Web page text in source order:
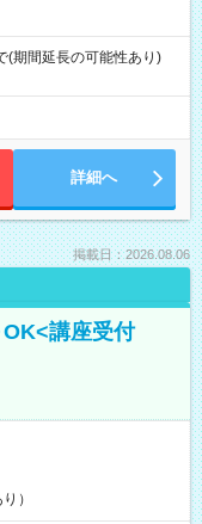
期間延長の可能性あり)
詳細へ
掲載日：2026.08.06
講座受付
）